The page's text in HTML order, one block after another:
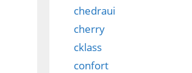
chedraui
cherry
cklass
confort